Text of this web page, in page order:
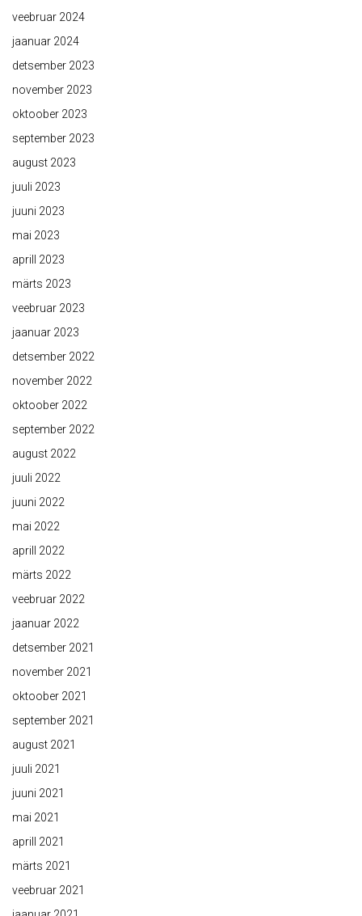
veebruar 2024
jaanuar 2024
detsember 2023
november 2023
oktoober 2023
september 2023
august 2023
juuli 2023
juuni 2023
mai 2023
aprill 2023
märts 2023
veebruar 2023
jaanuar 2023
detsember 2022
november 2022
oktoober 2022
september 2022
august 2022
juuli 2022
juuni 2022
mai 2022
aprill 2022
märts 2022
veebruar 2022
jaanuar 2022
detsember 2021
november 2021
oktoober 2021
september 2021
august 2021
juuli 2021
juuni 2021
mai 2021
aprill 2021
märts 2021
veebruar 2021